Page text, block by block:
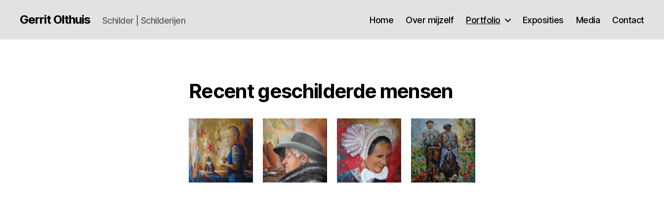
Gerrit Olthuis Schilder | Schilderijen Home Over mijzelf Portfolio Exposities Media Contact
Recent geschilderde mensen